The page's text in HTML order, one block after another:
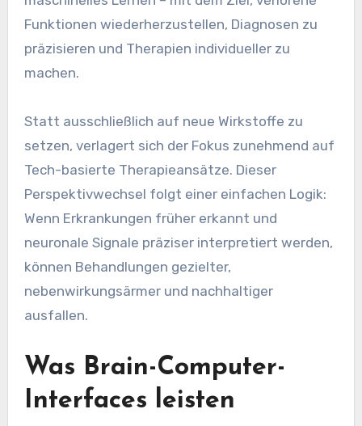
Funktionen wiederherzustellen, Diagnosen zu
präzisieren und Therapien individueller zu
machen.
Statt ausschließlich auf neue Wirkstoffe zu
setzen, verlagert sich der Fokus zunehmend auf
Tech-basierte Therapieansätze. Dieser
Perspektivwechsel folgt einer einfachen Logik:
Wenn Erkrankungen früher erkannt und
neuronale Signale präziser interpretiert werden,
können Behandlungen gezielter,
nebenwirkungsärmer und nachhaltiger
ausfallen.
Was Brain-Computer-
Interfaces leisten